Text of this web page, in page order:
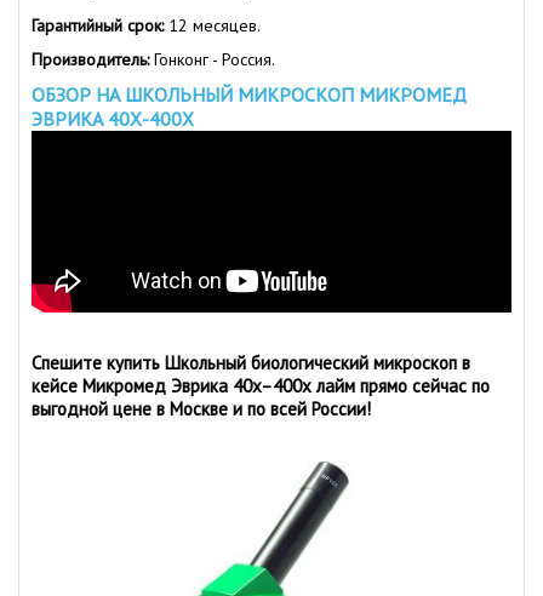
Гарантийный срок:12 месяцев.
Производитель:Гонконг - Россия.
ОБЗОР НА ШКОЛЬНЫЙ МИКРОСКОП МИКРОМЕД
ЭВРИКА 40Х-400Х
Спешите купить Школьный биологический микроскоп в
кейсе Микромед Эврика 40x–400х лайм прямо сейчас по
выгодной цене в Москве и по всей России!